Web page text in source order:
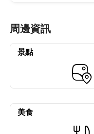
周邊資訊
景點
美食